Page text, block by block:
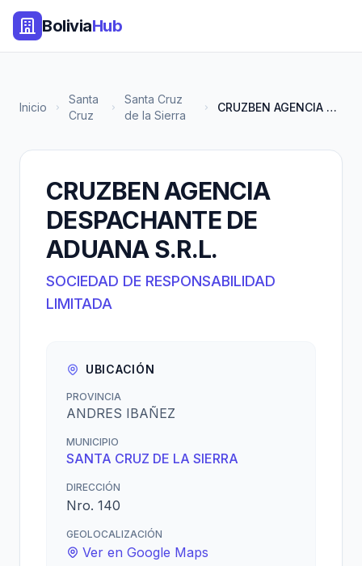
BoliviaHub
Inicio
Santa
Cruz
Santa Cruz
de la Sierra
CRUZBEN AGENCIA DESPACHANTE DE...
CRUZBEN AGENCIA
DESPACHANTE DE
ADUANA S.R.L.
SOCIEDAD DE RESPONSABILIDAD
LIMITADA
UBICACIÓN
PROVINCIA
ANDRES IBAÑEZ
MUNICIPIO
SANTA CRUZ DE LA SIERRA
DIRECCIÓN
Nro. 140
GEOLOCALIZACIÓN
Ver en Google Maps